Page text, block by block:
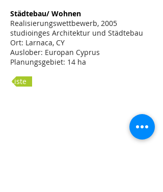
Städtebau/ Wohnen
Realisierungswettbewerb, 2005
studioinges Architektur und Städtebau
Ort: Larnaca, CY
Auslober: Europan Cyprus
Planungsgebiet: 14 ha
Liste